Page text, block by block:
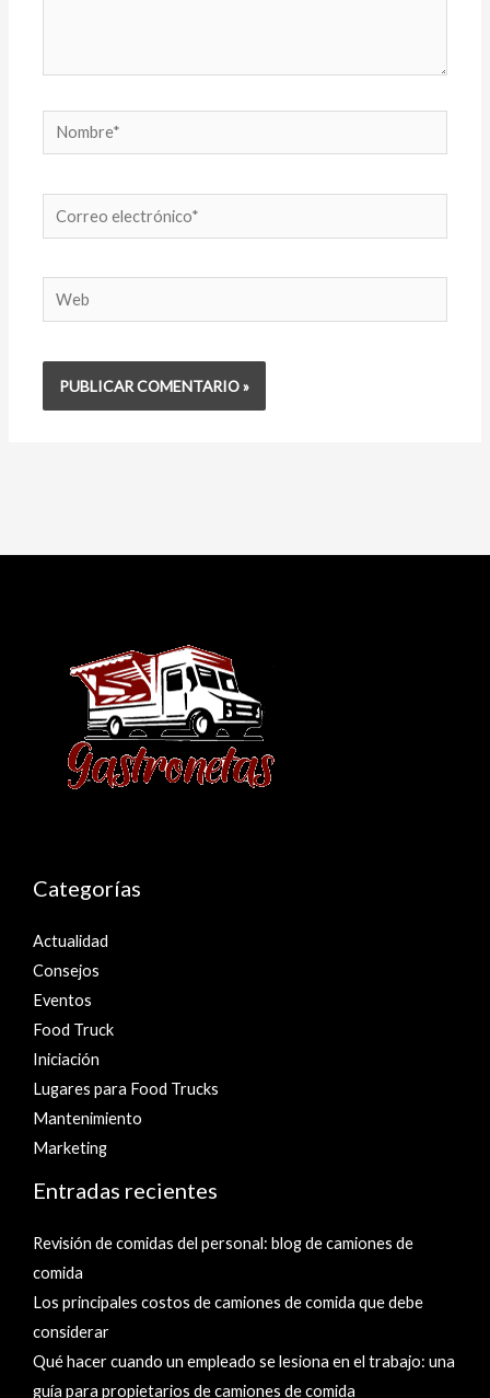
Nombre*
Correo
electrónico*
Web
Categorías
Actualidad
Consejos
Eventos
Food Truck
Iniciación
Lugares para Food Trucks
Mantenimiento
Marketing
Entradas recientes
Revisión de comidas del personal: blog de camiones de
comida
Los principales costos de camiones de comida que debe
considerar
Qué hacer cuando un empleado se lesiona en el trabajo: una
guía para propietarios de camiones de comida